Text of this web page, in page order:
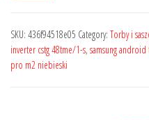
SKU: 436f94518e05 Category: Torby i
inverter cstg 48tme/1-s, samsung android
pro m2 niebieski